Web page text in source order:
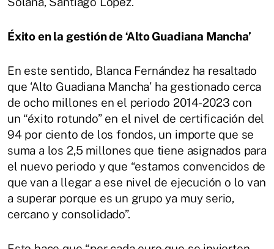
Éxito en la gestión de ‘Alto Guadiana Mancha’
En este sentido, Blanca Fernández ha resaltado
que ‘Alto Guadiana Mancha’ ha gestionado cerca
de ocho millones en el periodo 2014-2023 con
un “éxito rotundo” en el nivel de certificación del
94 por ciento de los fondos, un importe que se
suma a los 2,5 millones que tiene asignados para
el nuevo periodo y que “estamos convencidos de
que van a llegar a ese nivel de ejecución o lo van
a superar porque es un grupo ya muy serio,
cercano y consolidado”.